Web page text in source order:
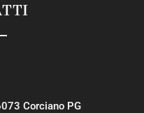
Corciano PG